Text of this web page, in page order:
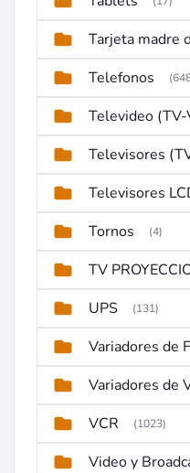
Telefonos
Televisores
Televisores
Tornos (4)
TV
UPS (131)
Variadores de
Variadores de
VCR (1023)
Video y